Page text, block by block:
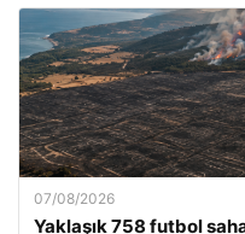
07/08/2026
Yaklaşık 758 futbol